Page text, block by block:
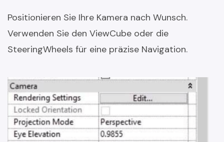
Positionieren Sie Ihre Kamera nach Wunsch.
Verwenden Sie den ViewCube oder die
SteeringWheels für eine präzise Navigation.